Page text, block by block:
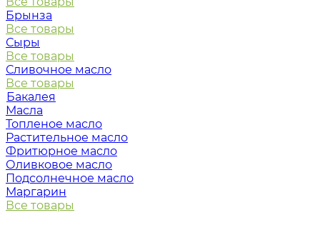
Брынза
Все товары
Сыры
Все товары
Сливочное масло
Все товары
Бакалея
Масла
Топленое масло
Растительное масло
Фритюрное масло
Оливковое масло
Подсолнечное масло
Маргарин
Все товары